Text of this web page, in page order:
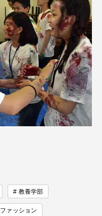
教養学部
ファッション